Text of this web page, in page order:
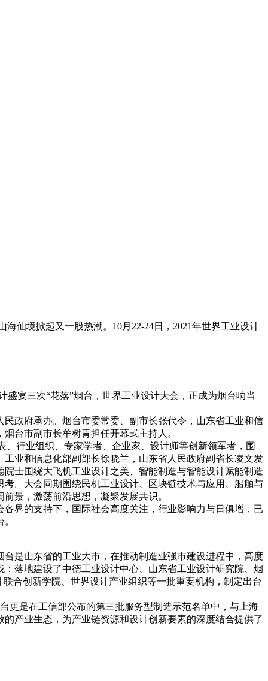
仙境掀起又一股热潮。10月22-24日，2021年世界工业设计
盛宴三次“花落”烟台，世界工业设计大会，正成为烟台响当
政府承办。烟台市委常委、副市长张代令，山东省工业和信
台市副市长牟树青担任开幕式主持人。
、行业组织、专家学者、企业家、设计师等创新领军者，围
业和信息化部副部长徐晓兰，山东省人民政府副省长凌文发
士围绕大飞机工业设计之美、智能制造与智能设计赋能制造
。大会同期围绕民机工业设计、区块链技术与应用、船舶与
景，激荡前沿思想，凝聚发展共识。
界的支持下，国际社会高度关注，行业影响力与日俱增，已
是山东省的工业大市，在推动制造业强市建设进程中，高度
落地建设了中德工业设计中心、山东省工业设计研究院、烟
合创新学院、世界设计产业组织等一批重要机构，制定出台
更是在工信部公布的第三批服务型制造示范名单中，与上海
产业生态，为产业链资源和设计创新要素的深度结合提供了